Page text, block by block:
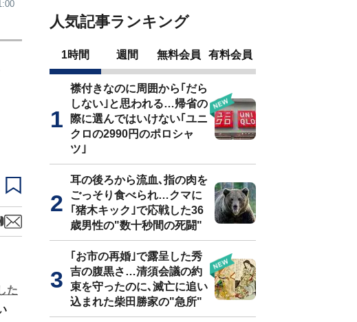
た
人気記事ランキング
1時間 週間 無料会員 有料会員
襟付きなのに周囲から｢だら
しない｣と思われる…帰省の
際に選んではいけない｢ユニ
クロの2990円のポロシャ
ツ｣
耳の後ろから流血､指の肉を
ごっそり食べられ…クマに
｢猪木キック｣で応戦した36
歳男性の"数十秒間の死闘"
｢お市の再婚｣で露呈した秀
吉の腹黒さ…清須会議の約
束を守ったのに､滅亡に追い
込まれた柴田勝家の"急所"